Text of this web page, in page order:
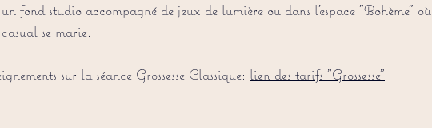
fond studio accompagné de jeux de lumière ou dans l'espace "Bohème" où
se marie.
sur la séance Grossesse Classique: lien des tarifs "Grossesse"